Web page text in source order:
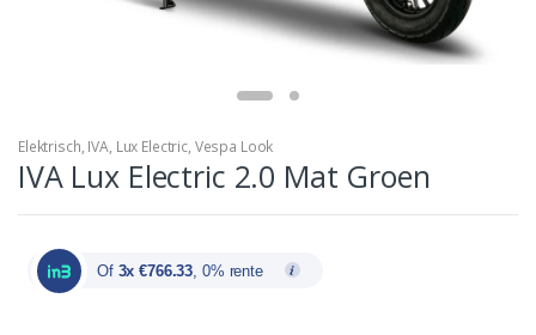
Elektrisch, IVA, Lux Electric, Vespa Look
IVA Lux Electric 2.0 Mat Groen
Of 3x €766.33, 0% rente